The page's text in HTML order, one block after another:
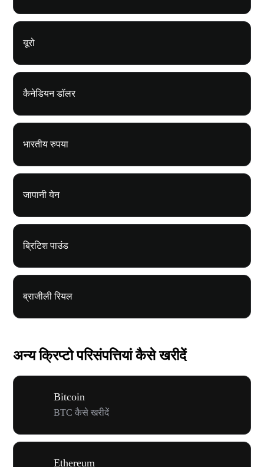
यूरो
कैनेडियन डॉलर
भारतीय रुपया
जापानी येन
ब्रिटिश पाउंड
ब्राजीली रियल
अन्य क्रिप्टो परिसंपत्तियां कैसे खरीदें
Bitcoin
BTC कैसे खरीदें
Ethereum